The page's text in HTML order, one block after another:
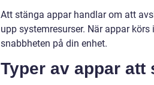
Att stänga appar handlar om att
upp systemresurser. När appar
snabbheten på din enhet.
Typer av appar att